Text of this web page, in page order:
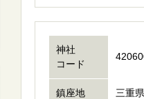
神社
コード
鎮座地 三重